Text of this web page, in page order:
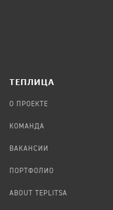
TЕПЛИЦА
О ПРОЕКТЕ
КОМАНДА
ВАКАНСИИ
ПОРТФОЛИО
ABOUT TEPLITSA